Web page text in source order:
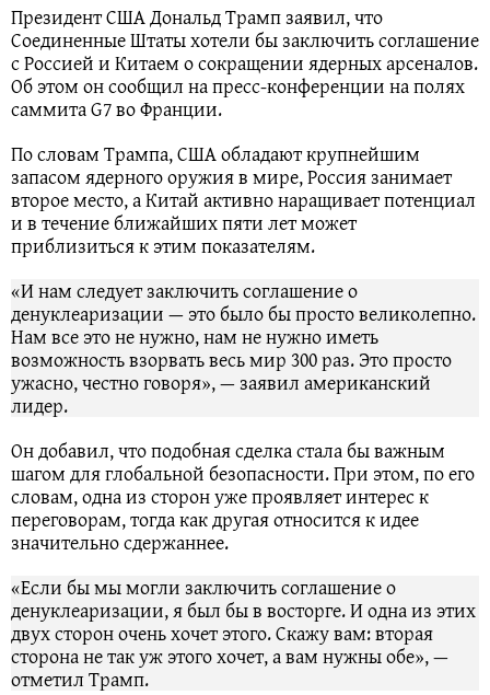
Президент США Дональд Трамп заявил, что
Соединенные Штаты хотели бы заключить соглашение
с Россией и Китаем о сокращении ядерных арсеналов.
Об этом он сообщил на пресс-конференции на полях
саммита G7 во Франции.
По словам Трампа, США обладают крупнейшим
запасом ядерного оружия в мире, Россия занимает
второе место, а Китай активно наращивает потенциал
и в течение ближайших пяти лет может
приблизиться к этим показателям.
«И нам следует заключить соглашение о
денуклеаризации — это было бы просто великолепно.
Нам все это не нужно, нам не нужно иметь
возможность взорвать весь мир 300 раз. Это просто
ужасно, честно говоря», — заявил американский
лидер.
Он добавил, что подобная сделка стала бы важным
шагом для глобальной безопасности. При этом, по его
словам, одна из сторон уже проявляет интерес к
переговорам, тогда как другая относится к идее
значительно сдержаннее.
«Если бы мы могли заключить соглашение о
денуклеаризации, я был бы в восторге. И одна из этих
двух сторон очень хочет этого. Скажу вам: вторая
сторона не так уж этого хочет, а вам нужны обе», —
отметил Трамп.